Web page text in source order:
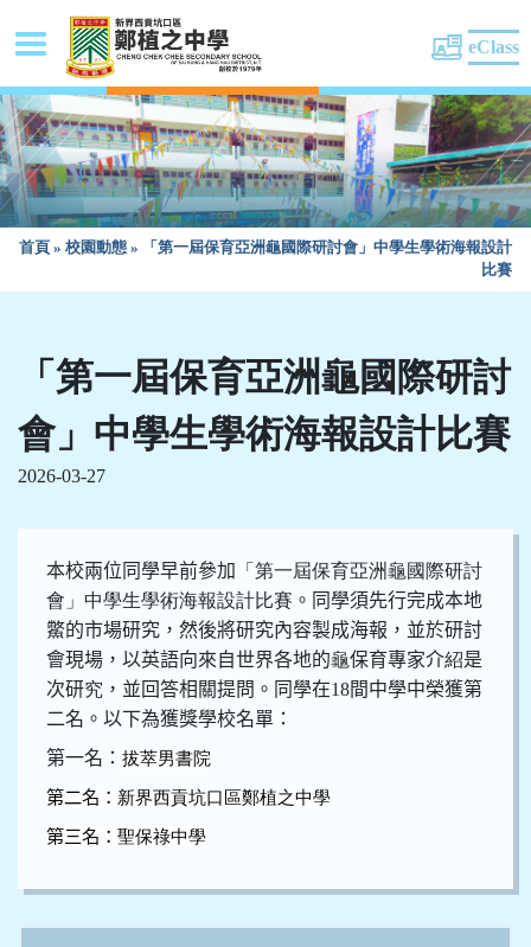
eClass
首頁 » 校園動態 »
「第一屆保育亞洲龜國際研討會」中學生學術海報設計
比賽
「第一屆保育亞洲龜國際研討
會」中學生學術海報設計比賽
2026-03-27
本校兩位同學早前參加
「第一屆保育亞洲龜國際研討
會」中學生學術海報設計比賽 。同學須先行完成本地
鱉的市場研究，然後將研究內容製成海報，並於研討
會現場，以英語向來自世界各地的龜保育專家介紹是
次研究 ，並回答相關提問。同學在18間中學中榮獲第
二名。以下為獲獎學校名單：
第一名： 拔萃男書院
第二名： 新界西貢坑口區鄭植之中學
第三名： 聖保祿中學